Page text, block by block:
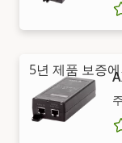
5년 제품 보증